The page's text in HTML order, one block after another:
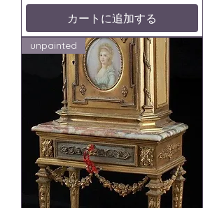
カートに追加する
unpainted